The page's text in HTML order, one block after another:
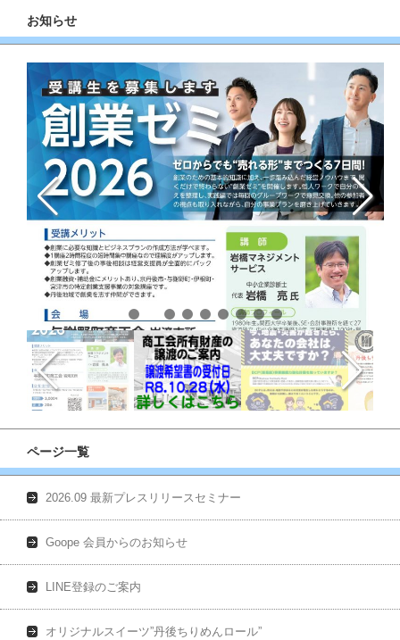
お知らせ
ページ一覧
2026.09 最新プレスリリースセミナー
Goope 会員からのお知らせ
LINE登録のご案内
オリジナルスイーツ”丹後ちりめんロール”